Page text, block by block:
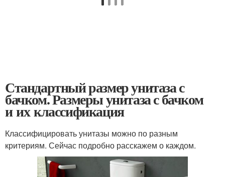
Стандартный размер унитаза с
бачком. Размеры унитаза с бачком
и их классификация
Классифицировать унитазы можно по разным
критериям. Сейчас подробно расскажем о каждом.